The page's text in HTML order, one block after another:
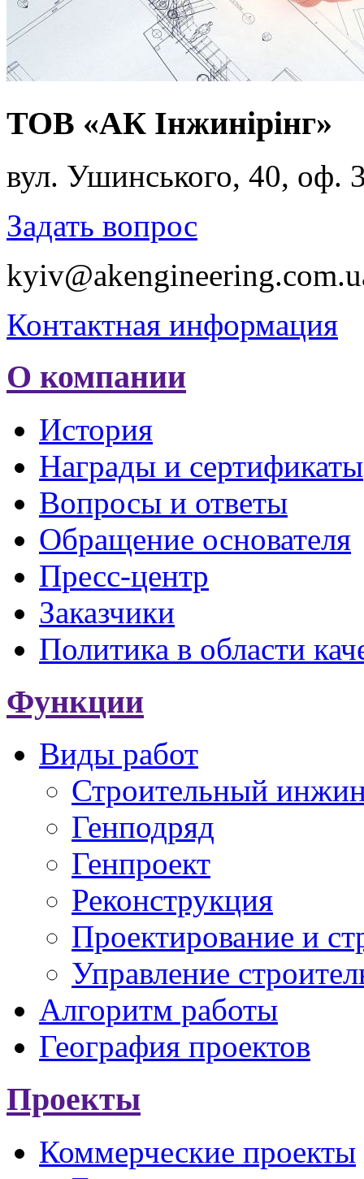
ТОВ «АК Інжинірінг»
вул. Ушинського, 40, оф.
Задать вопрос
Контактная информация
О компании
История
Награды и сертификаты
Вопросы и ответы
Обращение основателя
Пресс-центр
Заказчики
Политика в области
Функции
Виды работ
Строительный
Генподряд
Генпроект
Реконструкция
Проектирование и
Управление
Алгоритм работы
География проектов
Проекты
Коммерческие проекты